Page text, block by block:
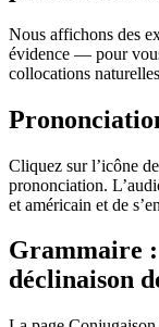
Nous affichons des
évidence — pour
collocations
Cliquez sur l’icône
prononciation.
et américain et de
Grammaire :
déclinaison